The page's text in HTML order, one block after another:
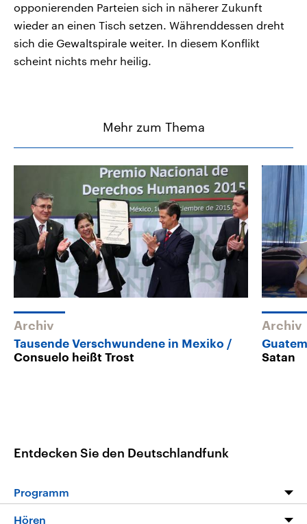
opponierenden Parteien sich in näherer Zukunft
wieder an einen Tisch setzen. Währenddessen dreht
sich die Gewaltspirale weiter. In diesem Konflikt
scheint nichts mehr heilig.
Mehr zum Thema
Archiv
Tausende Verschwundene in Mexiko
Consuelo heißt Trost
Archiv
Satan
Entdecken Sie den Deutschlandfunk
Programm
Programm
Hören